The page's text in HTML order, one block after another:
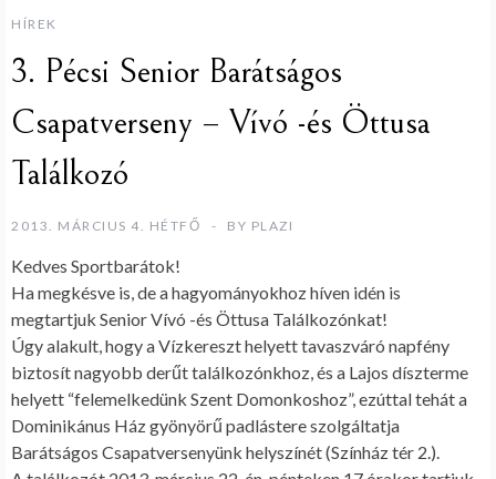
HÍREK
3. Pécsi Senior Barátságos
Csapatverseny – Vívó -és Öttusa
Találkozó
2013. MÁRCIUS 4. HÉTFŐ BY PLAZI
Kedves Sportbarátok!
Ha megkésve is, de a hagyományokhoz híven idén is
megtartjuk Senior Vívó -és Öttusa Találkozónkat!
Úgy alakult, hogy a Vízkereszt helyett tavaszváró napfény
biztosít nagyobb derűt találkozónkhoz, és a Lajos díszterme
helyett “felemelkedünk Szent Domonkoshoz”, ezúttal tehát a
Dominikánus Ház gyönyörű padlástere szolgáltatja
Barátságos Csapatversenyünk helyszínét (Színház tér 2.).